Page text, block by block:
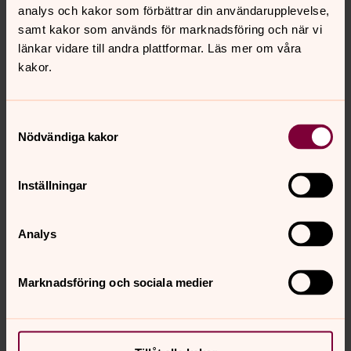
analys och kakor som förbättrar din användarupplevelse,
samt kakor som används för marknadsföring och när vi
länkar vidare till andra plattformar. Läs mer om våra
kakor.
Nödvändiga kakor
Inställningar
Analys
Marknadsföring och sociala medier
Du kanske också är intresserad av:
Barnkörer
gemenskap.
Öppen förskola och grupper för de
yngsta
I kyrkan finns många mötesplatser för små och stora
tillsammans. Öppna förskolor, babykaféer och
kostar inget att komma och fikat är billigt.